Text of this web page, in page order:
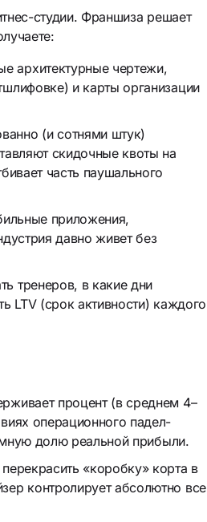
студии. Франшиза решает
архитектурные чертежи,
и карты организации
(и сотнями штук)
скидочные квоты на
часть паушального
приложения,
давно живет без
тренеров, в какие дни
LTV (срок активности) каждого
процент (в среднем 4–
операционного падел-
долю реальной прибыли.
«коробку» корта в
контролирует абсолютно все